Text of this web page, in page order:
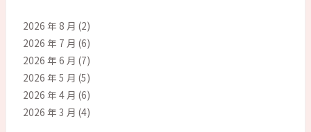
2026 年 8 月 (2)
2026 年 7 月 (6)
2026 年 6 月 (7)
2026 年 5 月 (5)
2026 年 4 月 (6)
2026 年 3 月 (4)